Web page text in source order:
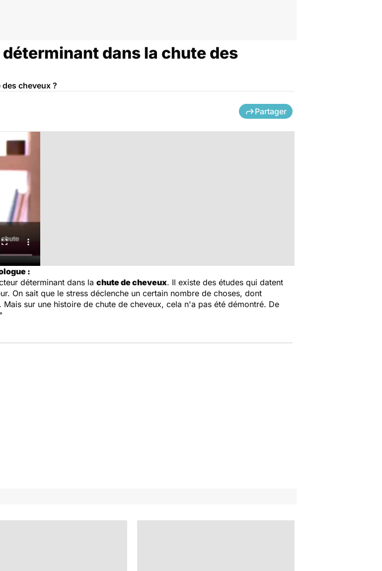
dans la chute des
cheveux ?
Partager
:
déterminant dans la chute de cheveux. Il existe des études qui datent
On sait que le stress déclenche un certain nombre de choses, dont
sur une histoire de chute de cheveux, cela n'a pas été démontré. De